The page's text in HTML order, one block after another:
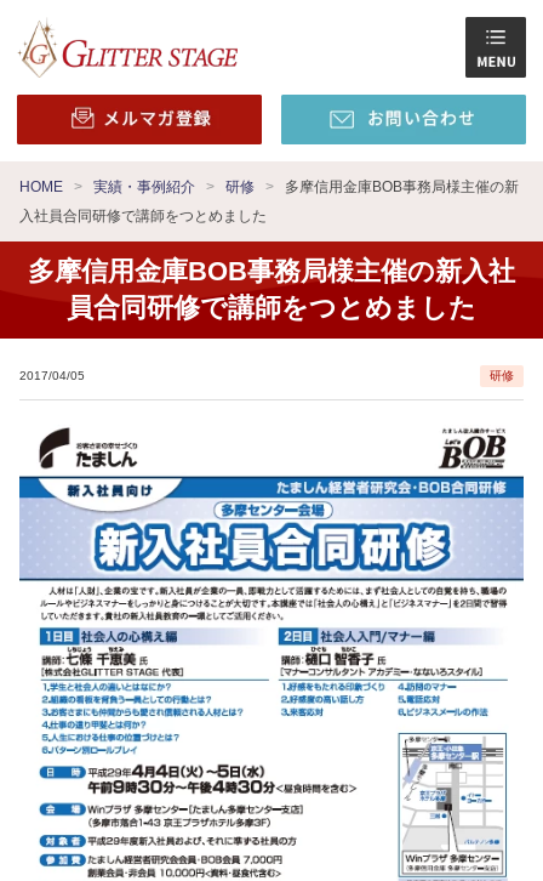
HOME 実績・事例紹介 研修
多摩信用金庫BOB事務局様主催の新
入社員合同研修で講師をつとめました
多摩信用金庫BOB事務局様主催の新入社
員合同研修で講師をつとめました
2017/04/05 研修